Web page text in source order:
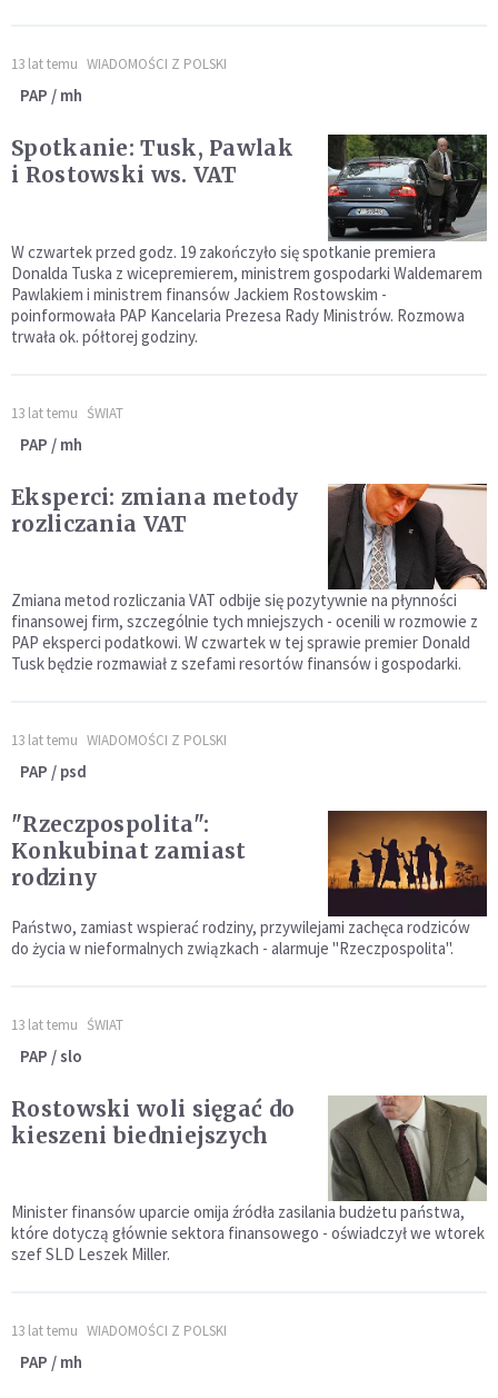
13 lat temu WIADOMOŚCI Z POLSKI
PAP / mh
Spotkanie: Tusk, Pawlak
i Rostowski ws. VAT
W czwartek przed godz. 19 zakończyło się spotkanie premiera
Donalda Tuska z wicepremierem, ministrem gospodarki Waldemarem
Pawlakiem i ministrem finansów Jackiem Rostowskim -
poinformowała PAP Kancelaria Prezesa Rady Ministrów. Rozmowa
trwała ok. półtorej godziny.
13 lat temu ŚWIAT
PAP / mh
Eksperci: zmiana metody
rozliczania VAT
Zmiana metod rozliczania VAT odbije się pozytywnie na płynności
finansowej firm, szczególnie tych mniejszych - ocenili w rozmowie z
PAP eksperci podatkowi. W czwartek w tej sprawie premier Donald
Tusk będzie rozmawiał z szefami resortów finansów i gospodarki.
13 lat temu WIADOMOŚCI Z POLSKI
PAP / psd
"Rzeczpospolita":
Konkubinat zamiast
rodziny
Państwo, zamiast wspierać rodziny, przywilejami zachęca rodziców
do życia w nieformalnych związkach - alarmuje "Rzeczpospolita".
13 lat temu ŚWIAT
PAP / slo
Rostowski woli sięgać do
kieszeni biedniejszych
Minister finansów uparcie omija źródła zasilania budżetu państwa,
które dotyczą głównie sektora finansowego - oświadczył we wtorek
szef SLD Leszek Miller.
13 lat temu WIADOMOŚCI Z POLSKI
PAP / mh